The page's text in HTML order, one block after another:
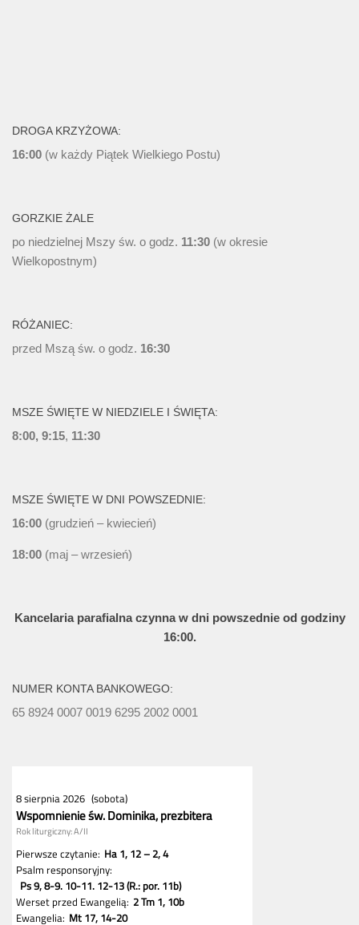
DROGA KRZYŻOWA:
16:00 (w każdy Piątek Wielkiego Postu)
GORZKIE ŻALE
po niedzielnej Mszy św. o godz. 11:30 (w okresie
Wielkopostnym)
RÓŻANIEC:
przed Mszą św. o godz. 16:30
MSZE ŚWIĘTE W NIEDZIELE I ŚWIĘTA:
8:00, 9:15, 11:30
MSZE ŚWIĘTE W DNI POWSZEDNIE:
16:00 (grudzień – kwiecień)
18:00 (maj – wrzesień)
Kancelaria parafialna czynna w dni powszednie od godziny
16:00.
NUMER KONTA BANKOWEGO:
65 8924 0007 0019 6295 2002 0001